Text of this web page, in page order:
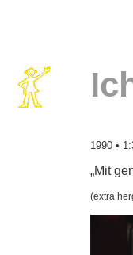
1990 •
„Mit
(extra